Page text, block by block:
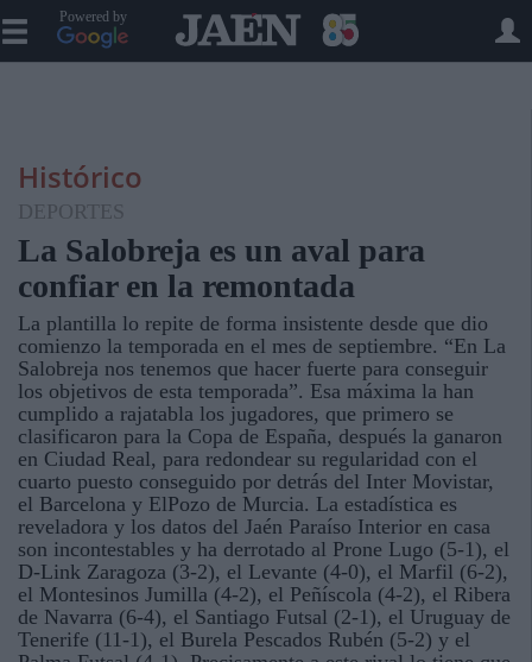
Powered by
Histórico
DEPORTES
La Salobreja es un aval para
confiar en la remontada
La plantilla lo repite de forma insistente desde que dio
comienzo la temporada en el mes de septiembre. “En La
Salobreja nos tenemos que hacer fuerte para conseguir
los objetivos de esta temporada”. Esa máxima la han
cumplido a rajatabla los jugadores, que primero se
clasificaron para la Copa de España, después la ganaron
en Ciudad Real, para redondear su regularidad con el
cuarto puesto conseguido por detrás del Inter Movistar,
el Barcelona y ElPozo de Murcia. La estadística es
reveladora y los datos del Jaén Paraíso Interior en casa
son incontestables y ha derrotado al Prone Lugo (5-1), el
D-Link Zaragoza (3-2), el Levante (4-0), el Marfil (6-2),
el Montesinos Jumilla (4-2), el Peñíscola (4-2), el Ribera
de Navarra (6-4), el Santiago Futsal (2-1), el Uruguay de
Tenerife (11-1), el Burela Pescados Rubén (5-2) y el